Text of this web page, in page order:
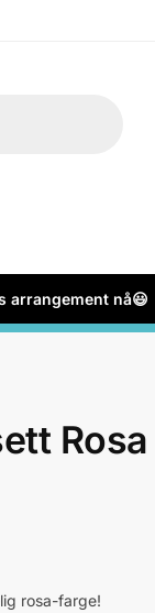
arrangement nå😃
Rosa
rosa-farge!